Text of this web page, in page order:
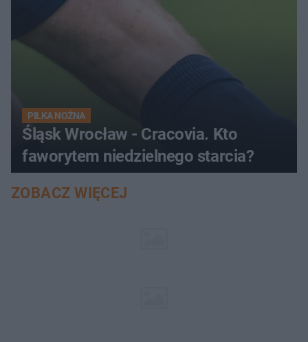
PIŁKA NOŻNA
Śląsk Wrocław - Cracovia. Kto
faworytem niedzielnego starcia?
ZOBACZ WIĘCEJ